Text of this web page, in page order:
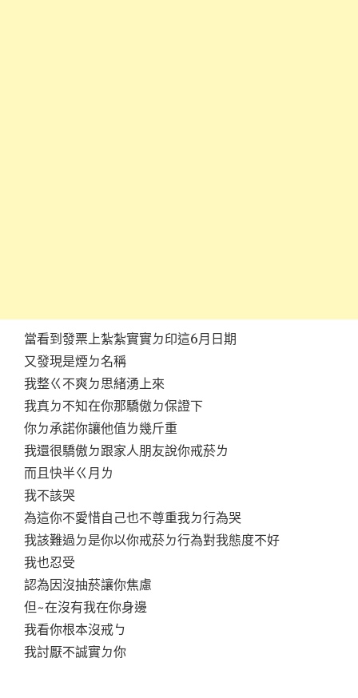
當看到發票上紮紮實實ㄉ印這6月日期
又發現是煙ㄉ名稱
我整ㄍ不爽ㄉ思緒湧上來
我真ㄉ不知在你那驕傲ㄉ保證下
你ㄉ承諾你讓他值ㄌ幾斤重
我還很驕傲ㄉ跟家人朋友說你戒菸ㄌ
而且快半ㄍ月ㄌ
我不該哭
為這你不愛惜自己也不尊重我ㄉ行為哭
我該難過ㄉ是你以你戒菸ㄉ行為對我態度不好
我也忍受
認為因沒抽菸讓你焦慮
但~在沒有我在你身邊
我看你根本沒戒ㄅ
我討厭不誠實ㄉ你